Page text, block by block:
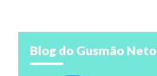
Blog do Gusmão Neto